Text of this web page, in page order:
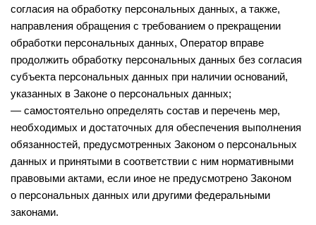
согласия на обработку персональных данных, а также,
направления обращения с требованием о прекращении
обработки персональных данных, Оператор вправе
продолжить обработку персональных данных без согласия
субъекта персональных данных при наличии оснований,
указанных в Законе о персональных данных;
— самостоятельно определять состав и перечень мер,
необходимых и достаточных для обеспечения выполнения
обязанностей, предусмотренных Законом о персональных
данных и принятыми в соответствии с ним нормативными
правовыми актами, если иное не предусмотрено Законом
о персональных данных или другими федеральными
законами.